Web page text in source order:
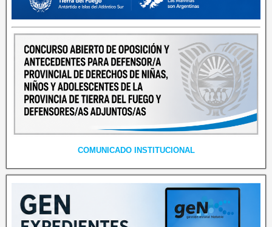
COMUNICADO INSTITUCIONAL